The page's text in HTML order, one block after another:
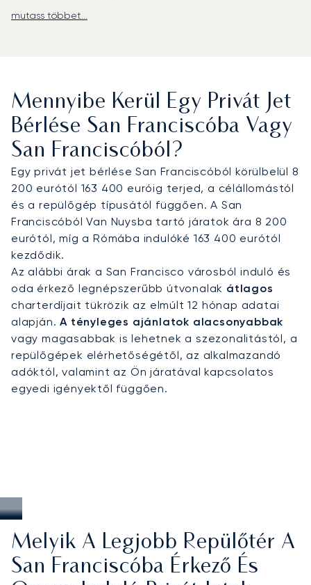
A LunaJets-szel a repülési tervet az Ön
diszkrécióban és páratlan kényelemben, hogy
felfrissülve és felkészülten érkezzen a Moscone
Tavaly több mint 8 000 járatot szerveztünk, ami
bizonyítja szakértelmünket. Ez az elkötelezettség
biztosítja a nagy téttel bíró utazásokhoz
szükséges magabiztosságot, garantálva, hogy
San Franciscó-i útját a kezdetektől a végéig
teljes professzionalizmussal és a legmagasabb
minőségi elvárások szerint kezeljük.
mutass többet...
Mennyibe Kerül Egy Privát Jet
Bérlése San Franciscóba Vagy
San Franciscóból?
Egy privát jet bérlése San Franciscóból körülbelül 8
200 eurótól 163 400 euróig terjed, a célállomástól
és a repülőgép típusától függően. A San
Franciscóból Van Nuysba tartó járatok ára 8 200
eurótól, míg a Rómába indulóké 163 400 eurótól
kezdődik.
Az alábbi árak a San Francisco városból induló és
oda érkező legnépszerűbb útvonalak átlagos
charterdíjait tükrözik az elmúlt 12 hónap adatai
alapján.A tényleges ajánlatok alacsonyabbak
vagy magasabbak is lehetnek a szezonalitástól, a
repülőgépek elérhetőségétől, az alkalmazandó
adóktól, valamint az Ön járatával kapcsolatos
egyedi igényektől függően.
Melyik A Legjobb Repülőtér A
San Franciscóba Érkező És